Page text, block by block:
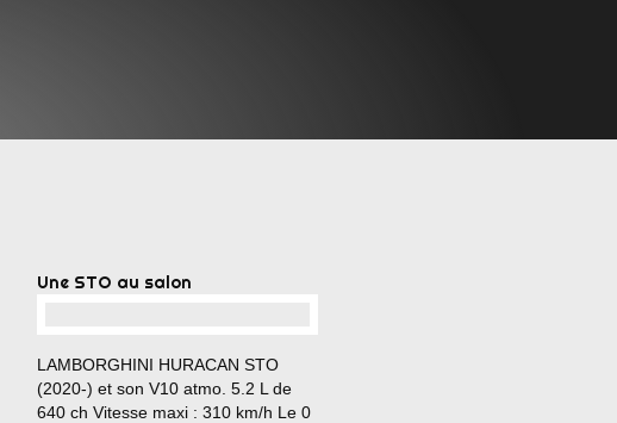
Une STO au salon
LAMBORGHINI HURACAN STO
(2020-) et son V10 atmo. 5.2 L de
640 ch Vitesse maxi : 310 km/h Le 0